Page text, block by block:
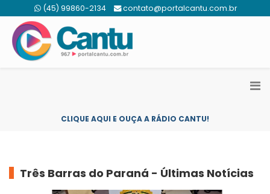
(45) 99860-2134 contato@portalcantu.com.br
CLIQUE AQUI E OUÇA A RÁDIO CANTU!
Três Barras do Paraná - Últimas Notícias